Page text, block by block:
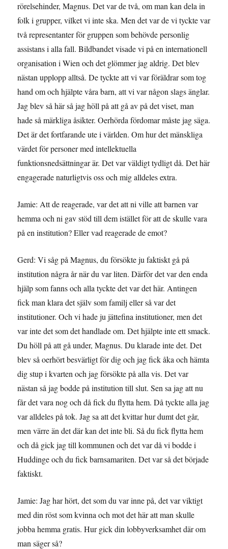
rörelsehinder, Magnus. Det var de två, om man kan dela in
folk i grupper, vilket vi inte ska. Men det var de vi tyckte var
två representanter för gruppen som behövde personlig
assistans i alla fall. Bildbandet visade vi på en internationell
organisation i Wien och det glömmer jag aldrig. Det blev
nästan upplopp alltså. De tyckte att vi var föräldrar som tog
hand om och hjälpte våra barn, att vi var någon slags änglar.
Jag blev så här så jag höll på att gå av på det viset, man
hade så märkliga åsikter. Oerhörda fördomar måste jag säga.
Det är det fortfarande ute i världen. Om hur det mänskliga
värdet för personer med intellektuella
funktionsnedsättningar är. Det var väldigt tydligt då. Det här
engagerade naturligtvis oss och mig alldeles extra.
Jamie: Att de reagerade, var det att ni ville att barnen var
hemma och ni gav stöd till dem istället för att de skulle vara
på en institution? Eller vad reagerade de emot?
Gerd: Vi såg på Magnus, du försökte ju faktiskt gå på
institution några år när du var liten. Därför det var den enda
hjälp som fanns och alla tyckte det var det här. Antingen
fick man klara det själv som familj eller så var det
institutioner. Och vi hade ju jättefina institutioner, men det
var inte det som det handlade om. Det hjälpte inte ett smack.
Du höll på att gå under, Magnus. Du klarade inte det. Det
blev så oerhört besvärligt för dig och jag fick åka och hämta
dig stup i kvarten och jag försökte på alla vis. Det var
nästan så jag bodde på institution till slut. Sen sa jag att nu
får det vara nog och då fick du flytta hem. Då tyckte alla jag
var alldeles på tok. Jag sa att det kvittar hur dumt det går,
men värre än det där kan det inte bli. Så du fick flytta hem
och då gick jag till kommunen och det var då vi bodde i
Huddinge och du fick barnsamariten. Det var så det började
faktiskt.
Jamie: Jag har hört, det som du var inne på, det var viktigt
med din röst som kvinna och mot det här att man skulle
jobba hemma gratis. Hur gick din lobbyverksamhet där om
man säger så?